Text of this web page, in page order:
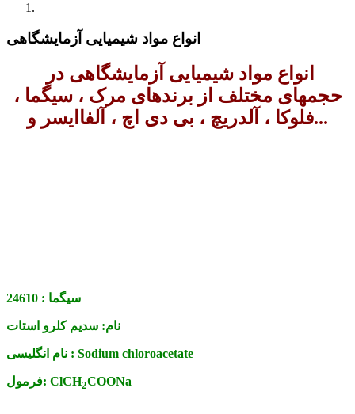
انواع مواد شیمیایی آزمایشگاهی
انواع مواد شیمیایی آزمایشگاهی در
حجمهای مختلف از برندهای مرک ، سیگما ،
فلوکا ، آلدریچ ، بی دی اچ ، آلفاایسر و...
سیگما : 24610
نام: سدیم کلرو استات
نام انگلیسی : Sodium chloroacetate
فرمول: ClCH2COONa